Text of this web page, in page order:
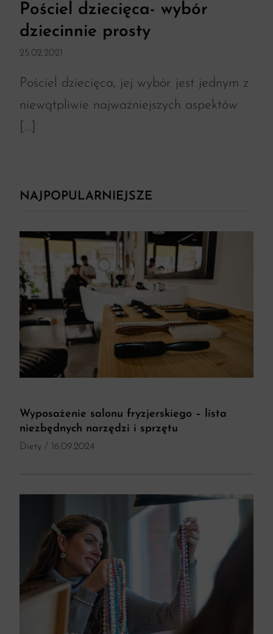
Pościel dziecięca- wybór
dziecinnie prosty
25.02.2021
Pościel dziecięca, jej wybór jest jednym z
niewątpliwie najważniejszych aspektów
[…]
NAJPOPULARNIEJSZE
Wyposażenie salonu fryzjerskiego – lista
niezbędnych narzędzi i sprzętu
Diety / 16.09.2024